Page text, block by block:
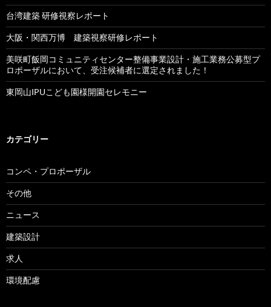
台湾建築 研修視察レポート
大阪・関西万博 建築視察研修レポート
美咲町飯岡コミュニティセンター整備事業設計・施工業務公募型プ
ロポーザルにおいて、受注候補者に選定されました！
東岡山IPUこども園様開園セレモニー
カテゴリー
コンペ・プロポーザル
その他
ニュース
建築設計
求人
環境配慮